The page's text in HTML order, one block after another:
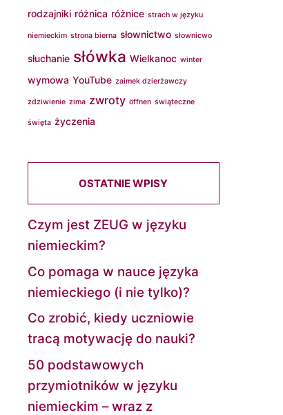
rodzajniki różnica różnice strach w języku
niemieckim strona bierna słownictwo słownicwo
słuchanie słówka Wielkanoc winter
wymowa YouTube zaimek dzierżawczy
zdziwienie zima zwroty öffnen świąteczne
święta życzenia
OSTATNIE WPISY
Czym jest ZEUG w języku
niemieckim?
Co pomaga w nauce języka
niemieckiego (i nie tylko)?
Co zrobić, kiedy uczniowie
tracą motywację do nauki?
50 podstawowych
przymiotników w języku
niemieckim – wraz z